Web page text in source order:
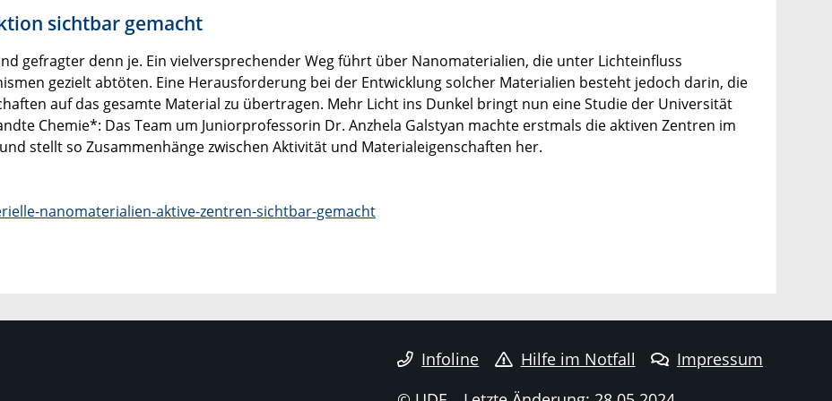
sichtbar gemacht
gefragter denn je. Ein vielversprechender Weg führt über Nanomaterialien, die unter Lichteinfluss
gezielt abtöten. Eine Herausforderung bei der Entwicklung solcher Materialien besteht jedoch darin, die
auf das gesamte Material zu übertragen. Mehr Licht ins Dunkel bringt nun eine Studie der Universität
Chemie*: Das Team um Juniorprofessorin Dr. Anzhela Galstyan machte erstmals die aktiven Zentren im
stellt so Zusammenhänge zwischen Aktivität und Materialeigenschaften her.
nanomaterialien-aktive-zentren-sichtbar-gemacht
Infoline Hilfe im Notfall
Impressum